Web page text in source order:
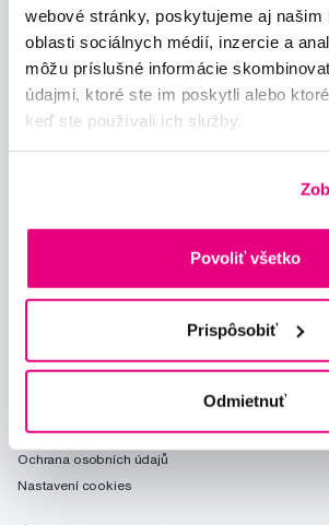
webové stránky, poskytujeme aj našim
oblasti sociálnych médií, inzercie a
môžu príslušné informácie
údajmi, ktoré ste im poskytli alebo
keď ste používali ich služby.
Povoliť všetko
Prispôsobiť
Odmietnuť
Poradíme Vám
Zeptat se v poradně
Prohlášení o používání cookies
Ochrana osobních údajů
Nastavení cookies
Chci dostávat informace o novinkách a
a souhlasím sezpracováním osobních údajů